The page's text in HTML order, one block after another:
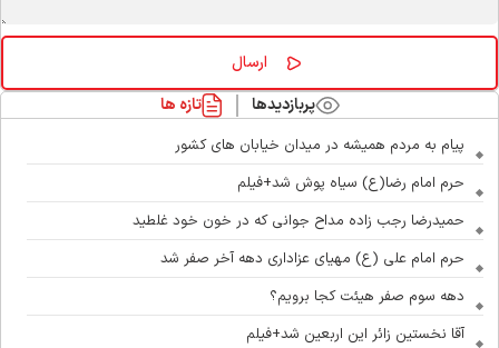
پربازدیدها تازه ها
پیام به مردم همیشه در میدان خیابان های کشور
حرم امام رضا(ع) سیاه پوش شد+فیلم
حمیدرضا رجب زاده مداح جوانی که در خون خود غلطید
حرم امام علی (ع) مهیای عزاداری دهه آخر صفر شد
دهه سوم صفر هیئت کجا برویم؟
آقا نخستین زائر این اربعین شد+فیلم